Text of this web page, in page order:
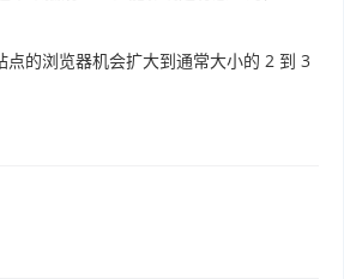
的浏览器机会扩大到通常大小的 2 到 3